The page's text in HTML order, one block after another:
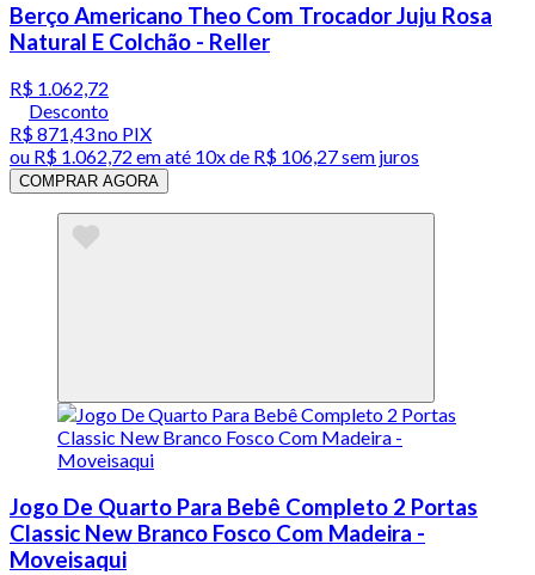
Berço Americano Theo Com Trocador Juju Rosa
Natural E Colchão - Reller
R$ 1.062,72
Desconto
R$ 871,43no PIX
ou R$ 1.062,72 em até 10x de R$ 106,27 sem juros
COMPRAR AGORA
Jogo De Quarto Para Bebê Completo 2 Portas
Classic New Branco Fosco Com Madeira -
Moveisaqui